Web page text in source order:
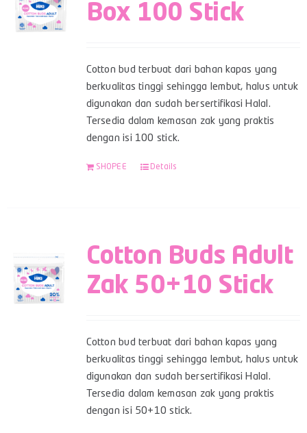
Box 100 Stick
Cotton bud terbuat dari bahan kapas yang
berkualitas tinggi sehingga lembut, halus untuk
digunakan dan sudah bersertifikasi Halal.
Tersedia dalam kemasan zak yang praktis
dengan isi 100 stick.
SHOPEE Details
Cotton Buds Adult
Zak 50+10 Stick
Cotton bud terbuat dari bahan kapas yang
berkualitas tinggi sehingga lembut, halus untuk
digunakan dan sudah bersertifikasi Halal.
Tersedia dalam kemasan zak yang praktis
dengan isi 50+10 stick.